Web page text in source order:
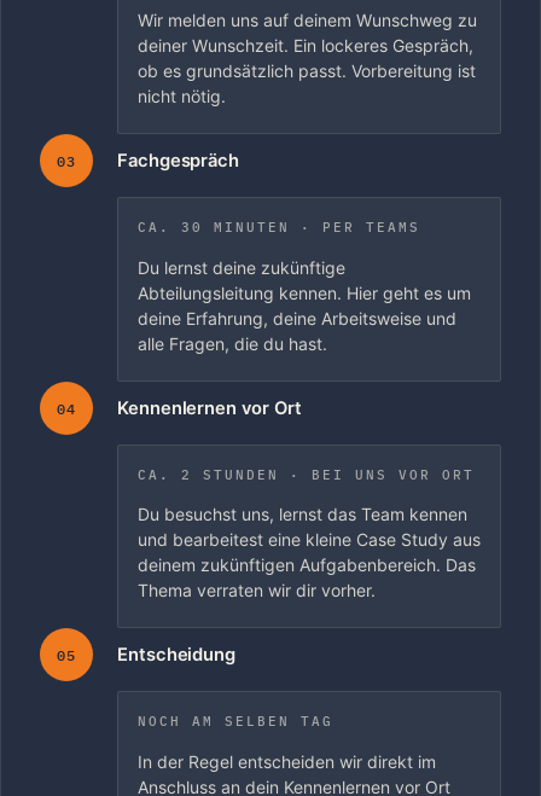
Wir melden uns auf deinem Wunschweg zu
deiner Wunschzeit. Ein lockeres Gespräch,
ob es grundsätzlich passt. Vorbereitung ist
nicht nötig.
03 Fachgespräch
CA. 30 MINUTEN · PER TEAMS
Du lernst deine zukünftige
Abteilungsleitung kennen. Hier geht es um
deine Erfahrung, deine Arbeitsweise und
alle Fragen, die du hast.
04 Kennenlernen vor Ort
CA. 2 STUNDEN · BEI UNS VOR ORT
Du besuchst uns, lernst das Team kennen
und bearbeitest eine kleine Case Study aus
deinem zukünftigen Aufgabenbereich. Das
Thema verraten wir dir vorher.
05 Entscheidung
NOCH AM SELBEN TAG
In der Regel entscheiden wir direkt im
Anschluss an dein Kennenlernen vor Ort